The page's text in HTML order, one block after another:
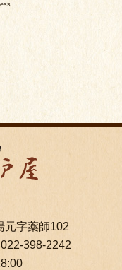
元字薬師102
398-2242